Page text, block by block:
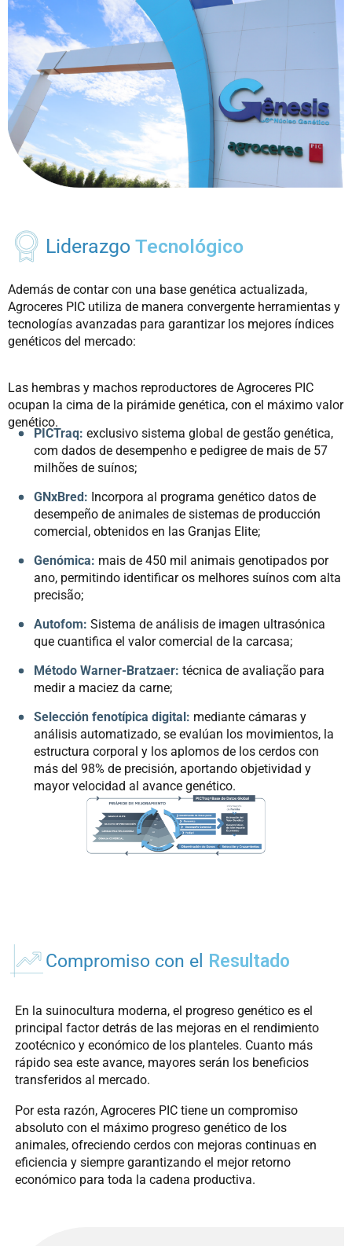
Liderazgo Tecnológico
Además de contar con una base genética actualizada,
Agroceres PIC utiliza de manera convergente herramientas y
tecnologías avanzadas para garantizar los mejores índices
genéticos del mercado:
Las hembras y machos reproductores de Agroceres PIC
ocupan la cima de la pirámide genética, con el máximo valor
genético.
PICTraq: exclusivo sistema global de gestão genética,
com dados de desempenho e pedigree de mais de 57
milhões de suínos;
GNxBred: Incorpora al programa genético datos de
desempeño de animales de sistemas de producción
comercial, obtenidos en las Granjas Elite;
Genómica: mais de 450 mil animais genotipados por
ano, permitindo identificar os melhores suínos com alta
precisão;
Autofom: Sistema de análisis de imagen ultrasónica
que cuantifica el valor comercial de la carcasa;
Método Warner-Bratzaer: técnica de avaliação para
medir a maciez da carne;
Selección fenotípica digital: mediante cámaras y
análisis automatizado, se evalúan los movimientos, la
estructura corporal y los aplomos de los cerdos con
más del 98% de precisión, aportando objetividad y
mayor velocidad al avance genético.
Compromiso con el Resultado
En la suinocultura moderna, el progreso genético es el
principal factor detrás de las mejoras en el rendimiento
zootécnico y económico de los planteles. Cuanto más
rápido sea este avance, mayores serán los beneficios
transferidos al mercado.
Por esta razón, Agroceres PIC tiene un compromiso
absoluto con el máximo progreso genético de los
animales, ofreciendo cerdos con mejoras continuas en
eficiencia y siempre garantizando el mejor retorno
económico para toda la cadena productiva.